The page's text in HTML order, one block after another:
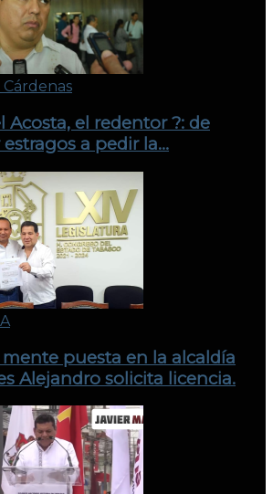
Cárdenas
Acosta, el redentor ?: de
estragos a pedir la…
puesta en la alcaldía
Alejandro solicita licencia.